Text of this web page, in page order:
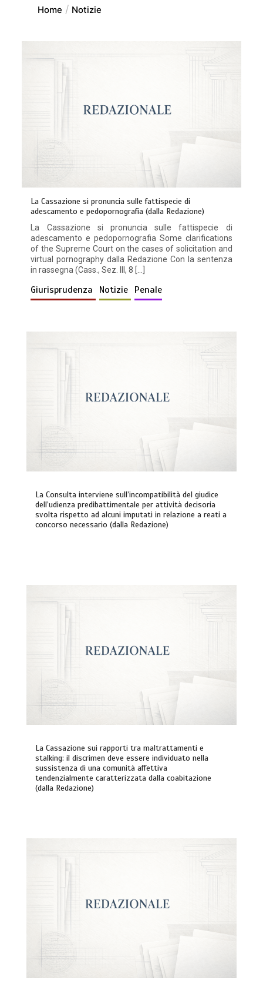
Home Notizie
La Cassazione si pronuncia sulle fattispecie di
adescamento e pedopornografia (dalla Redazione)
La Cassazione si pronuncia sulle fattispecie di
adescamento e pedopornografia Some clarifications
of the Supreme Court on the cases of solicitation and
virtual pornography dalla Redazione Con la sentenza
in rassegna (Cass., Sez. III, 8 […]
Giurisprudenza Notizie Penale
La Consulta interviene sull’incompatibilità del giudice
dell’udienza predibattimentale per attività decisoria
svolta rispetto ad alcuni imputati in relazione a reati a
concorso necessario (dalla Redazione)
La Cassazione sui rapporti tra maltrattamenti e
stalking: il discrimen deve essere individuato nella
sussistenza di una comunità affettiva
tendenzialmente caratterizzata dalla coabitazione
(dalla Redazione)